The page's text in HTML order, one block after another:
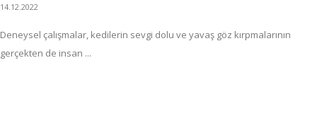
14.12.2022
Deneysel çalışmalar, kedilerin sevgi dolu ve yavaş göz kırpmalarının
gerçekten de insan ...